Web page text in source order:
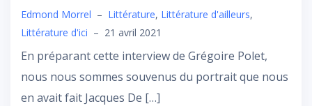
Edmond Morrel – Littérature, Littérature d'ailleurs,
Littérature d'ici – 21 avril 2021
En préparant cette interview de Grégoire Polet,
nous nous sommes souvenus du portrait que nous
en avait fait Jacques De […]